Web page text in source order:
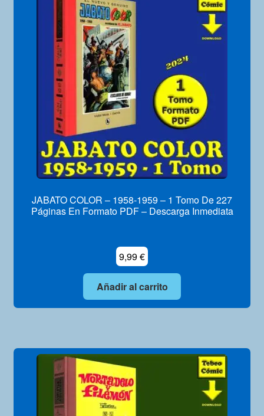
JABATO COLOR – 1958-1959 – 1 Tomo De 227
Páginas En Formato PDF – Descarga Inmediata
9,99€
Añadir al carrito